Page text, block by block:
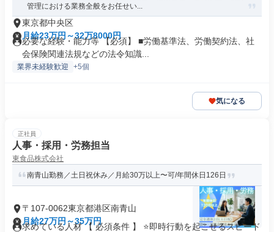
管理における業務全般をお任せい...
東京都中央区
月給23万円～32万8000円
必要な経験・能力等 【必須】 ■労働基準法、労働契約法、社
会保険関連法規などの法令知識...
業界未経験歓迎 +5個
気になる
正社員
人事・採用・労務担当
東食品株式会社
南青山勤務／土日祝休み／月給30万以上〜可/年間休日126日
〒107-0062東京都港区南青山
月給27万円～35万円
求めている人材 【 必須条件 】 ⭐即時行動を起こせるスピード